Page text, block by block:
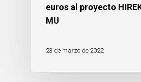
euros al proyecto
MU
23 de marzo de 2022